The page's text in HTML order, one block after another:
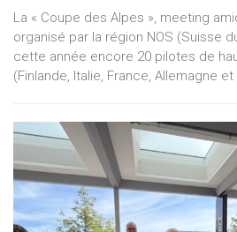
La « Coupe des Alpes », meeting
organisé par la région NOS (Suisse
cette année encore 20 pilotes de
(Finlande, Italie, France, Allemagne